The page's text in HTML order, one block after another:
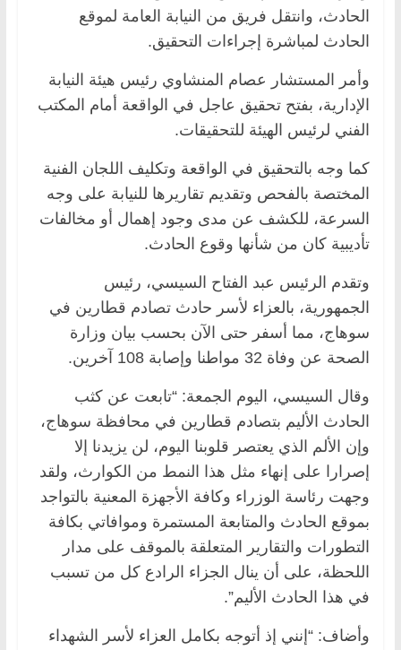
الحادث، وانتقل فريق من النيابة العامة لموقع
الحادث لمباشرة إجراءات التحقيق.
وأمر المستشار عصام المنشاوي رئيس هيئة النيابة
الإدارية، بفتح تحقيق عاجل في الواقعة أمام المكتب
الفني لرئيس الهيئة للتحقيقات.
كما وجه بالتحقيق في الواقعة وتكليف اللجان الفنية
المختصة بالفحص وتقديم تقاريرها للنيابة على وجه
السرعة، للكشف عن مدى وجود إهمال أو مخالفات
تأديبية كان من شأنها وقوع الحادث.
وتقدم الرئيس عبد الفتاح السيسي، رئيس
الجمهورية، بالعزاء لأسر حادث تصادم قطارين في
سوهاج، مما أسفر حتى الآن بحسب بيان وزارة
الصحة عن وفاة 32 مواطنا وإصابة 108 آخرين.
وقال السيسي، اليوم الجمعة: “تابعت عن كثب
الحادث الأليم بتصادم قطارين في محافظة سوهاج،
وإن الألم الذي يعتصر قلوبنا اليوم، لن يزيدنا إلا
إصرارا على إنهاء مثل هذا النمط من الكوارث، ولقد
وجهت رئاسة الوزراء وكافة الأجهزة المعنية بالتواجد
بموقع الحادث والمتابعة المستمرة وموافاتي بكافة
التطورات والتقارير المتعلقة بالموقف على مدار
اللحظة، على أن ينال الجزاء الرادع كل من تسبب
في هذا الحادث الأليم”.
وأضاف: “إنني إذ أتوجه بكامل العزاء لأسر الشهداء